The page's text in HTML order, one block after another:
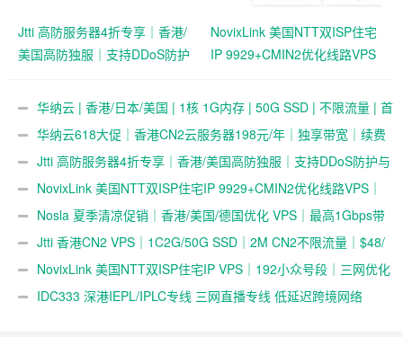
Jtti 高防服务器4折专享｜香港/
美国高防独服｜支持DDoS防护
NovixLink 美国NTT双ISP住宅
IP 9929+CMIN2优化线路VPS
华纳云 | 香港/日本/美国 | 1核 1G内存 | 50G SSD | 不限流量 | 首
月19.9元起
华纳云618大促｜香港CN2云服务器198元/年｜独享带宽｜续费
同价Jtti 高防服务器4折专享｜香港/美国高防独服｜支持DDoS防护与
压力测试
NovixLink 美国NTT双ISP住宅IP 9929+CMIN2优化线路VPS｜
192小众号段｜34元/月起
Nosla 夏季清凉促销｜香港/美国/德国优化 VPS｜最高1Gbps带
宽 | 259元/年起
Jtti 香港CN2 VPS｜1C2G/50G SSD｜2M CN2不限流量｜$48/
年 NovixLink 美国NTT双ISP住宅IP VPS｜192小众号段｜三网优化
｜34元/月起
IDC333 深港IEPL/IPLC专线 三网直播专线 低延迟跨境网络